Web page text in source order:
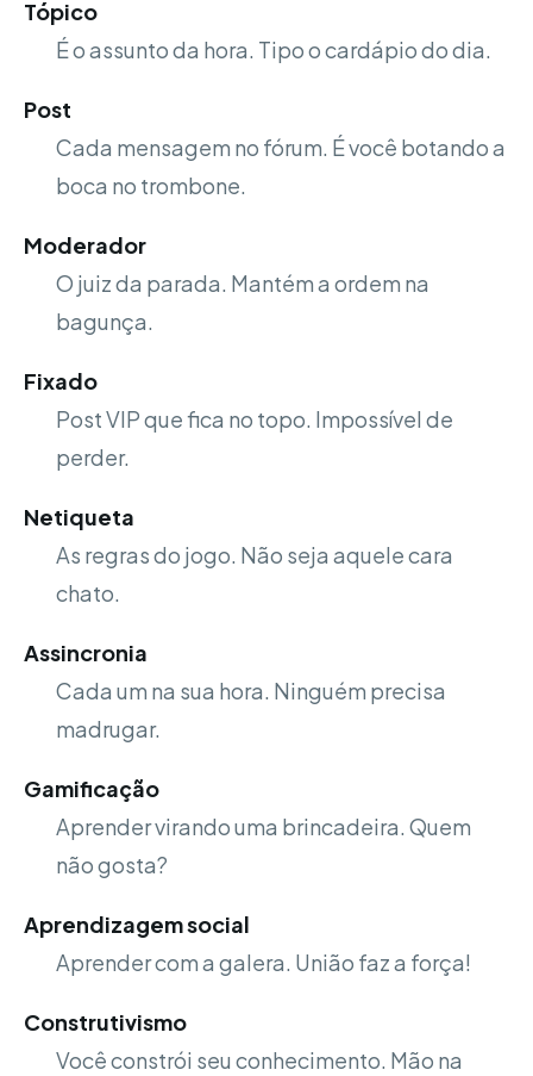
Tópico
É o assunto da hora. Tipo o cardápio do dia.
Post
Cada mensagem no fórum. É você botando a
boca no trombone.
Moderador
O juiz da parada. Mantém a ordem na
bagunça.
Fixado
Post VIP que fica no topo. Impossível de
perder.
Netiqueta
As regras do jogo. Não seja aquele cara
chato.
Assincronia
Cada um na sua hora. Ninguém precisa
madrugar.
Gamificação
Aprender virando uma brincadeira. Quem
não gosta?
Aprendizagem social
Aprender com a galera. União faz a força!
Construtivismo
Você constrói seu conhecimento. Mão na